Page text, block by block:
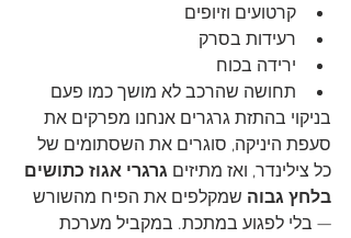
קרטועים וזיופים
רעידות בסרק
ירידה בכוח
תחושה שהרכב לא מושך כמו פעם
בניקוי בהתזת גרגרים אנחנו מפרקים את
סעפת היניקה, סוגרים את השסתומים של
כל צילינדר, ואז מתיזים גרגרי אגוז כתושים
בלחץ גבוה שמקלפים את הפיח מהשורש
— בלי לפגוע במתכת. במקביל מערכת